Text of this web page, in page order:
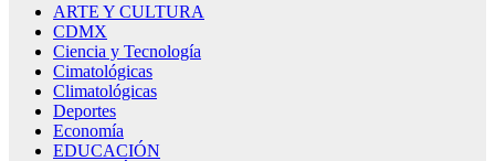
ARTE Y CULTURA
CDMX
Ciencia y Tecnología
Cimatológicas
Climatológicas
Deportes
Economía
EDUCACIÓN